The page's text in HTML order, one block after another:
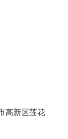
高新区莲花